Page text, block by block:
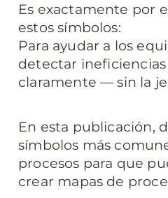
Es exactamente por
estos símbolos:
Para ayudar a los
detectar
claramente — sin la
En esta publicación,
símbolos más
procesos para que
crear mapas de